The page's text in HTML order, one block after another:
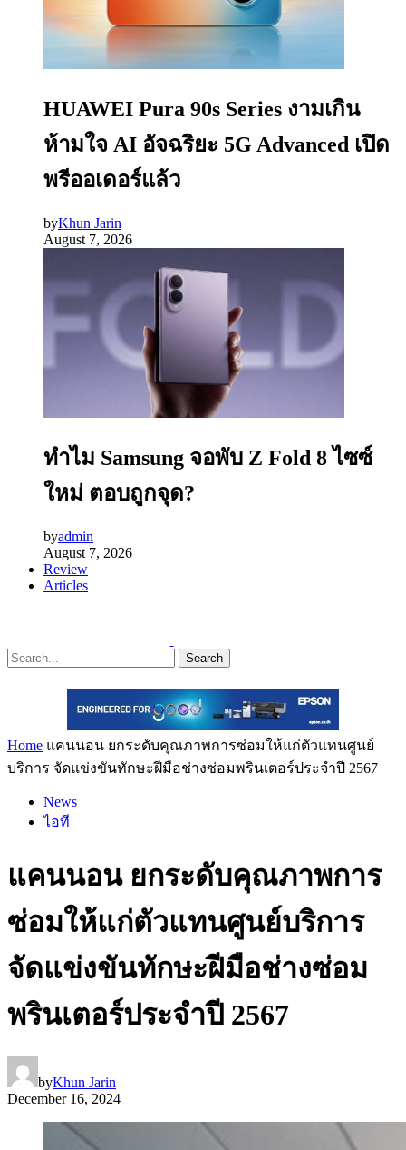
HUAWEI Pura 90s Series งามเกิน
ห้ามใจ AI อัจฉริยะ 5G Advanced เปิด
พรีออเดอร์แล้ว
byKhun Jarin
August 7, 2026
ทำไม Samsung จอพับ Z Fold 8 ไซซ์
ใหม่ ตอบถูกจุด?
byadmin
August 7, 2026
Review
Articles
Search
Home แคนนอน ยกระดับคุณภาพการซ่อมให้แก่ตัวแทนศูนย์
บริการ จัดแข่งขันทักษะฝีมือช่างซ่อมพรินเตอร์ประจำปี 2567
News
ไอที
แคนนอน ยกระดับคุณภาพการ
ซ่อมให้แก่ตัวแทนศูนย์บริการ
จัดแข่งขันทักษะฝีมือช่างซ่อม
พรินเตอร์ประจำปี 2567
byKhun Jarin
December 16, 2024